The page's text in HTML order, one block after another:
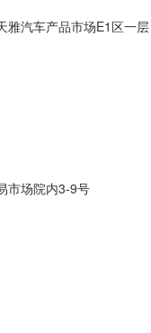
雅汽车产品市场E1区一层
市场院内3-9号